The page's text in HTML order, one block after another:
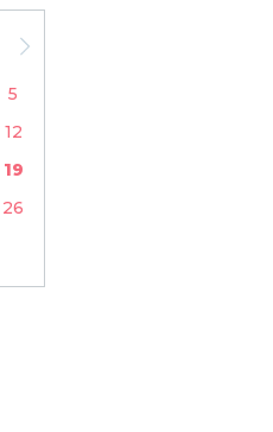
5
12
19
26